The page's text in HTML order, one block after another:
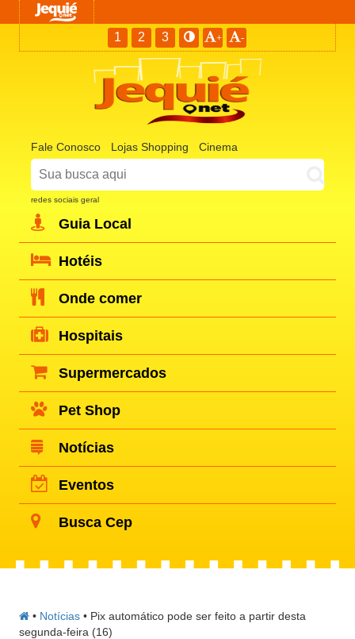
1 2 3 + -
Fale Conosco Lojas Shopping Cinema
redes sociais geral
Guia Local
Hotéis
Onde comer
Hospitais
Supermercados
Pet Shop
Notícias
Eventos
Busca Cep
• Notícias •Pix automático pode ser feito a partir desta
segunda-feira (16)